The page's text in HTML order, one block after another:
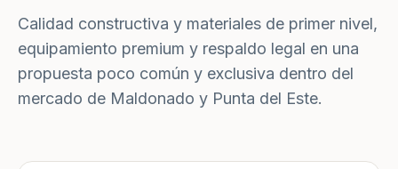
Calidad constructiva y materiales de primer nivel,
equipamiento premium y respaldo legal en una
propuesta poco común y exclusiva dentro del
mercado de Maldonado y Punta del Este.